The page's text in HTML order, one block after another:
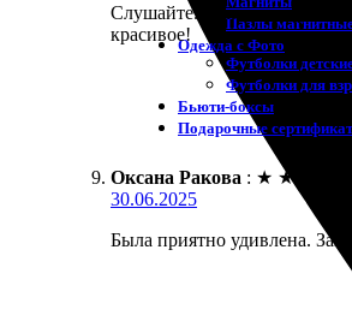
Пазлы
Одежда с Фото
Футболки
Футболки для
Бьюти-боксы
Подарочные
Слушайте. Заказал
красивое!
Оксана Ракова : ★ ★
30.06.2025
Была приятно удивлена.